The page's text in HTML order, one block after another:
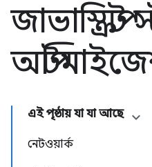
এই পৃষ্ঠায় যা যা আছে
নেটওয়ার্ক